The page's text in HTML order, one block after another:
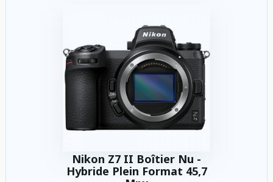
Nikon Z7 II Boîtier Nu -
Hybride Plein Format 45,7